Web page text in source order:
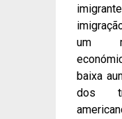
um
baixa
dos